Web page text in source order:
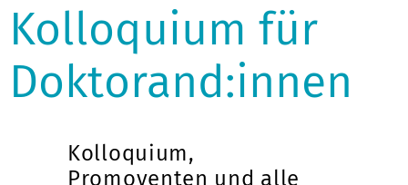
Kolloquium für
Doktorand:innen
Kolloquium,
Promoventen und alle